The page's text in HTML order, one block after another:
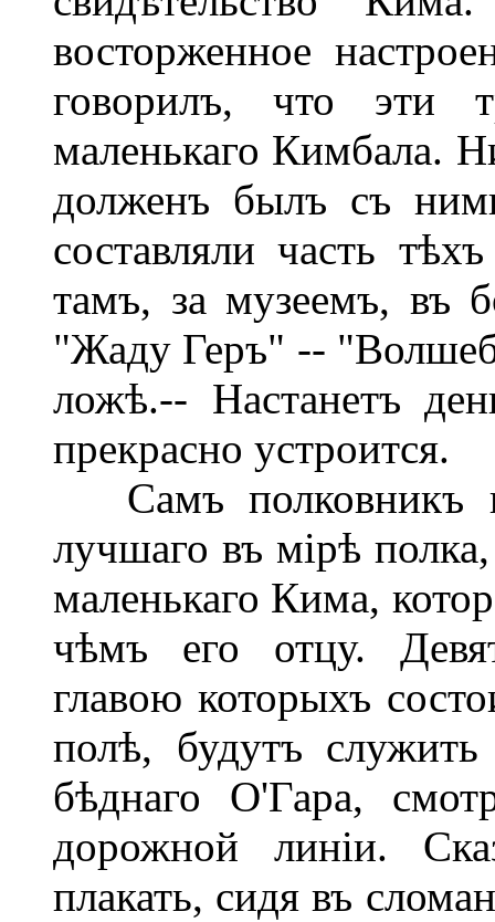
восторженное
говорилъ, что эти
маленькаго Кимбала.
долженъ былъ съ
составляли часть
тамъ, за музеемъ, въ
"Жаду Геръ" --
ложѣ.-- Настанетъ
прекрасно устроится.
Самъ полковникъ
лучшаго въ мірѣ
маленькаго Кима,
чѣмъ его отцу.
главою которыхъ
полѣ, будутъ
бѣднаго О'Гара,
дорожной линіи.
плакать, сидя въ